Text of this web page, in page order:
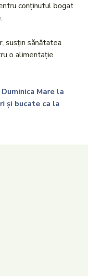
conținutul bogat
susțin sănătatea
o alimentație
Duminica Mare la
și bucate ca la